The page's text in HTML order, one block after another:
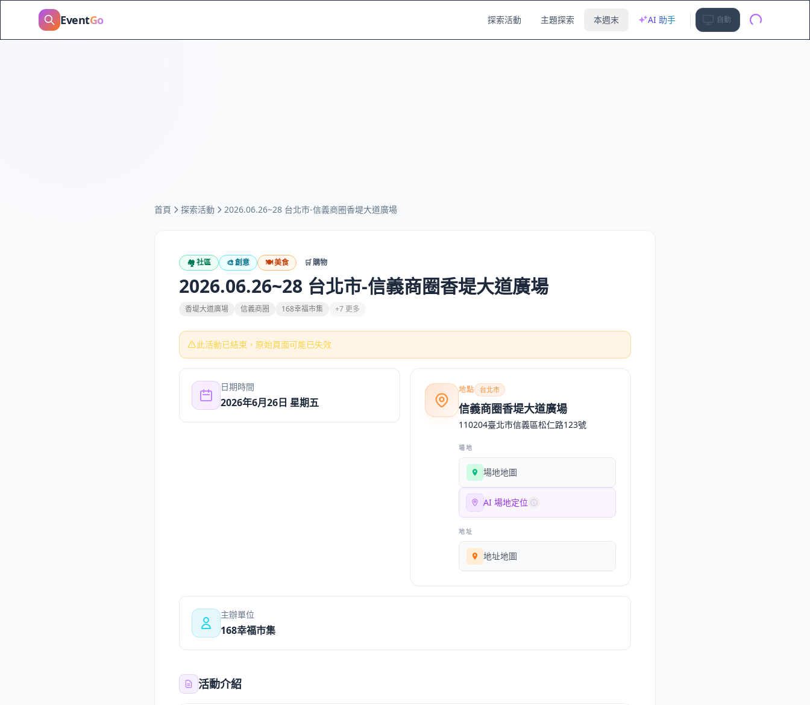
EventGo 探索活動 主題探索 本週末 AI 助手 自動
首頁 探索活動 2026.06.26~28 台北市-信義商圈香堤大道廣場
🏘️社區 🎨創意 🍽️美食 🛒購物
2026.06.26~28 台北市-信義商圈香堤大道廣場
香堤大道廣場 信義商圈 168幸福市集 +7 更多
此活動已結束，原始頁面可能已失效
日期時間
2026年6月26日 星期五
地點 台北市
信義商圈香堤大道廣場
110204臺北市信義區松仁路123號
場地
場地地圖
AI 場地定位
地址
地址地圖
主辦單位
168幸福市集
活動介紹